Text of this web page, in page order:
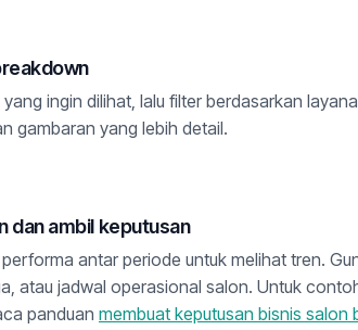
ingin dilihat, lalu filter berdasarkan
gambaran yang lebih detail.
dan ambil keputusan
antar periode untuk melihat tren.
atau jadwal operasional salon. Untuk
panduan membuat keputusan bisnis salon